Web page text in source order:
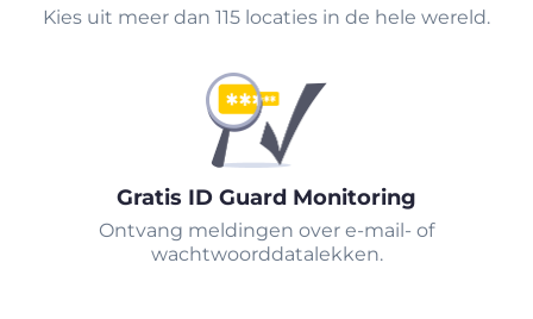
Kies uit meer dan 115 locaties in de hele wereld.
Gratis ID Guard Monitoring
Ontvang meldingen over e-mail- of
wachtwoorddatalekken.